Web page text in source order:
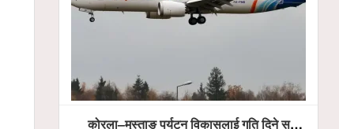
कोरला–मुस्ताङ पर्यटन विकासलाई गति दिने सरकारको प्रतिबद्धता, स्थानीय सरोकारवालासँग व्यापक छलफल